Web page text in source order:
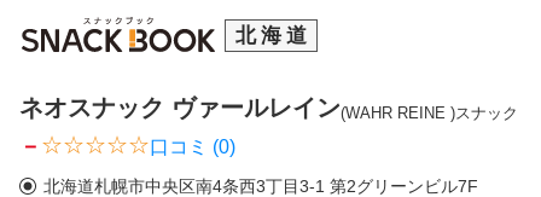
北海道
ネオスナック ヴァールレイン(WAHR REINE )スナック
－ 口コミ (0)
北海道札幌市中央区南4条西3丁目3-1 第2グリーンビル7F